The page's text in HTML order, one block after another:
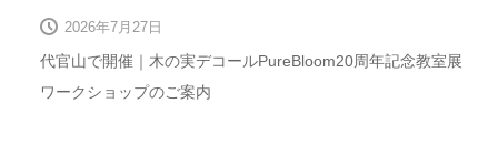
代官山で開催｜木の実デコールPureBloom20周年記念教室展
ワークショップのご案内
2026年7月27日